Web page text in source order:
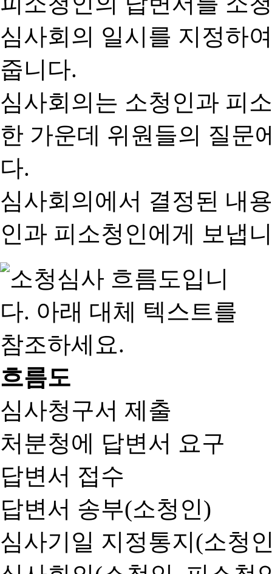
심사회의 일시를 지정하
줍니다.
심사회의는 소청인과 피
한 가운데 위원들의 질문
다.
심사회의에서 결정된 내
인과 피소청인에게 보냅
흐름도
심사청구서 제출
처분청에 답변서 요구
답변서 접수
답변서 송부(소청인)
심사기일 지정통지(소청